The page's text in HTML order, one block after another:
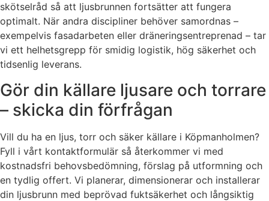
skötselråd så att ljusbrunnen fortsätter att fungera
optimalt. När andra discipliner behöver samordnas –
exempelvis fasadarbeten eller dräneringsentreprenad – tar
vi ett helhetsgrepp för smidig logistik, hög säkerhet och
tidsenlig leverans.
Gör din källare ljusare och torrare
– skicka din förfrågan
Vill du ha en ljus, torr och säker källare i Köpmanholmen?
Fyll i vårt kontaktformulär så återkommer vi med
kostnadsfri behovsbedömning, förslag på utformning och
en tydlig offert. Vi planerar, dimensionerar och installerar
din ljusbrunn med beprövad fuktsäkerhet och långsiktig